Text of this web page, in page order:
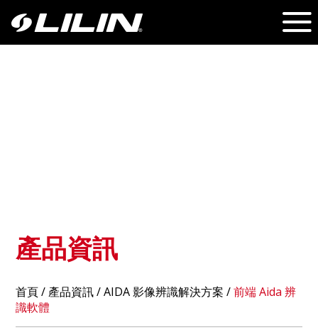
產品資訊
首頁/ 產品資訊/ AIDA 影像辨識解決方案 /前端 Aida 辨
識軟體